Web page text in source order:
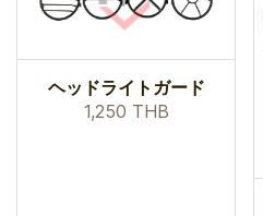
ヘッドライトガード
1,250 THB